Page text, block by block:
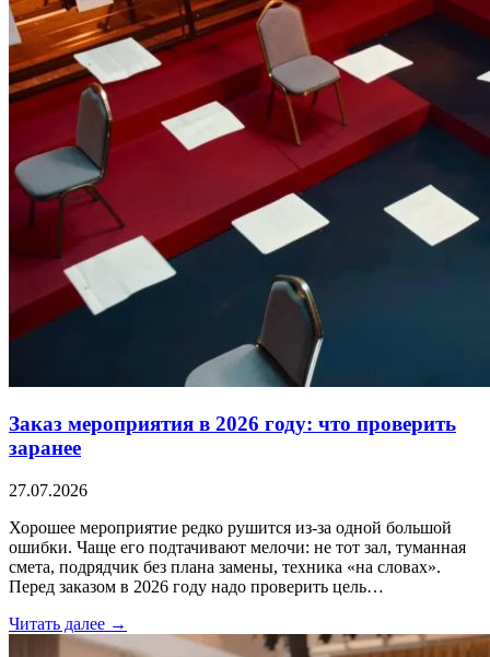
Заказ мероприятия в 2026 году: что проверить
заранее
27.07.2026
Хорошее мероприятие редко рушится из-за одной большой
ошибки. Чаще его подтачивают мелочи: не тот зал, туманная
смета, подрядчик без плана замены, техника «на словах».
Перед заказом в 2026 году надо проверить цель…
Читать далее →